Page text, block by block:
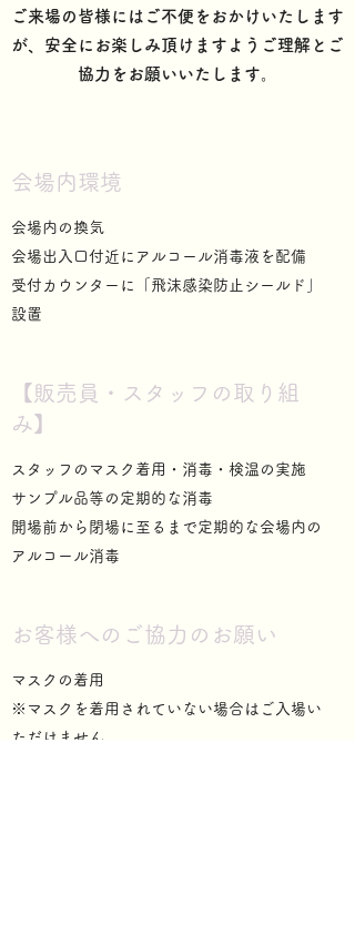
ご来場の皆様にはご不便をおかけいたします
が、安全にお楽しみ頂けますようご理解とご
協力をお願いいたします。
会場内環境
会場内の換気
会場出入口付近にアルコール消毒液を配備
受付カウンターに「飛沫感染防止シールド」
設置
【販売員・スタッフの取り組
み】
スタッフのマスク着用・消毒・検温の実施
サンプル品等の定期的な消毒
開場前から閉場に至るまで定期的な会場内の
アルコール消毒
お客様へのご協力のお願い
マスクの着用
※マスクを着用されていない場合はご入場い
ただけません。